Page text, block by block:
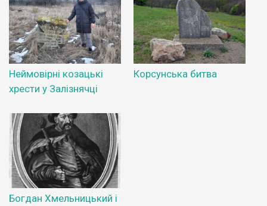
Неймовірні козацькі
хрести у Залізнячці
Корсунська битва
Богдан Хмельницький і